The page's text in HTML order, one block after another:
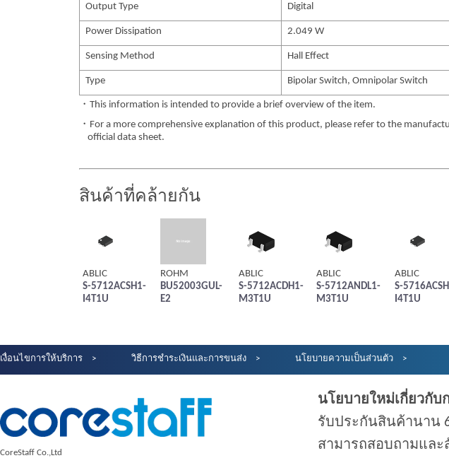
Output Type Digital
Power Dissipation 2.049 W
Sensing Method Hall Effect
Type Bipolar Switch, Omnipolar Switch
・This information is intended to provide a brief overview of the item.
・For a more comprehensive explanation of this product, please refer to the
official data sheet.
สินค้าที่คล้ายกัน
ABLIC
S-5712ACSH1-
I4T1U
ROHM
BU52003GUL-
E2
ABLIC
S-5712ACDH1-
M3T1U
ABLIC
S-5712ANDL1-
M3T1U
ABLIC
S-
I4T1U
เงื่อนไขการให้บริการ วิธีการชำระเงินและการขนส่ง นโยบายความเป็นส่วนตัว
CoreStaff Co.,Ltd
นโยบายใหม่เกี่ยวกับ
รับประกันสินค้านาน
สามารถสอบถามและ